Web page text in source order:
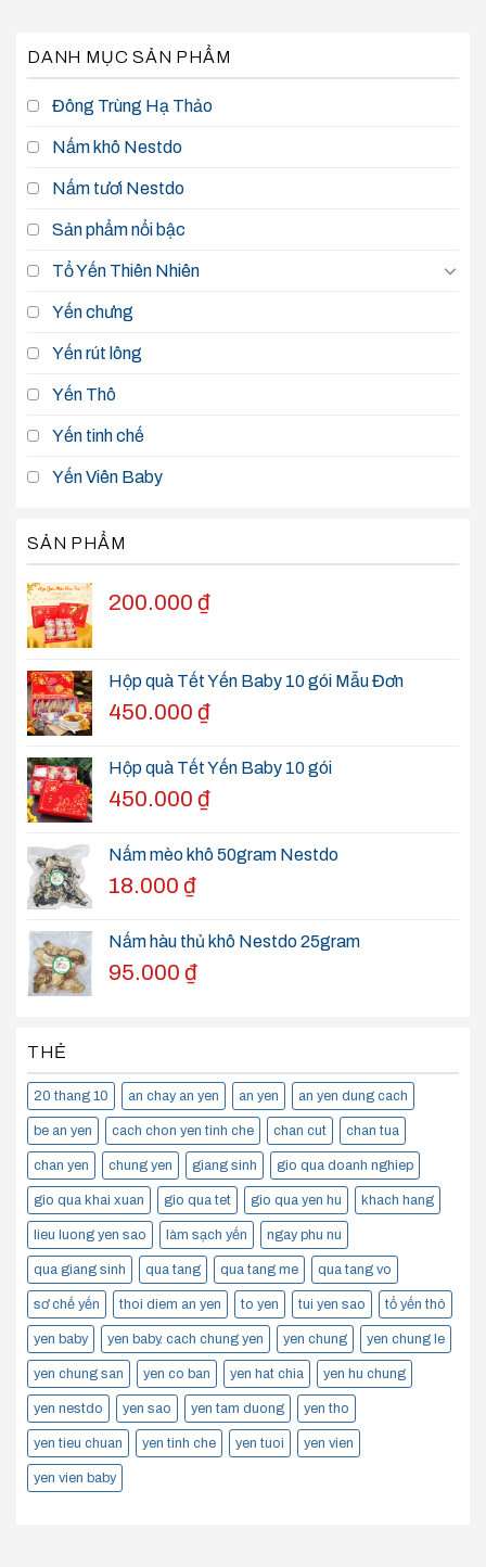
DANH MỤC SẢN PHẨM
Đông Trùng Hạ Thảo
Nấm khô Nestdo
Nấm tươi Nestdo
Sản phẩm nổi bậc
Tổ Yến Thiên Nhiên
Yến chưng
Yến rút lông
Yến Thô
Yến tinh chế
Yến Viên Baby
SẢN PHẨM
200.000 ₫
Hộp quà Tết Yến Baby 10 gói Mẫu Đơn
450.000 ₫
Hộp quà Tết Yến Baby 10 gói
450.000 ₫
Nấm mèo khô 50gram Nestdo
18.000 ₫
Nấm hàu thủ khô Nestdo 25gram
95.000 ₫
THẺ
20 thang 10 an chay an yen an yen an yen dung cach
be an yen cach chon yen tinh che chan cut chan tua
chan yen chung yen giang sinh gio qua doanh nghiep
gio qua khai xuan gio qua tet gio qua yen hu khach hang
lieu luong yen sao làm sạch yến ngay phu nu
qua giang sinh qua tang qua tang me qua tang vo
sơ chế yến thoi diem an yen to yen tui yen sao tổ yến thô
yen baby yen baby. cach chung yen yen chung yen chung le
yen chung san yen co ban yen hat chia yen hu chung
yen nestdo yen sao yen tam duong yen tho
yen tieu chuan yen tinh che yen tuoi yen vien
yen vien baby